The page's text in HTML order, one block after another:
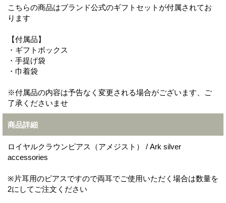
こちらの商品はブランド公式のギフトセットが付属されてお
ります
【付属品】
・ギフトボックス
・手提げ袋
・巾着袋
※付属品の内容は予告なく変更される場合がございます、ご
了承くださいませ
商品詳細
ロイヤルクラウンピアス（アメジスト） / Ark silver
accessories
※片耳用のピアスですので両耳でご使用いただく場合は数量を
2にしてご注文ください